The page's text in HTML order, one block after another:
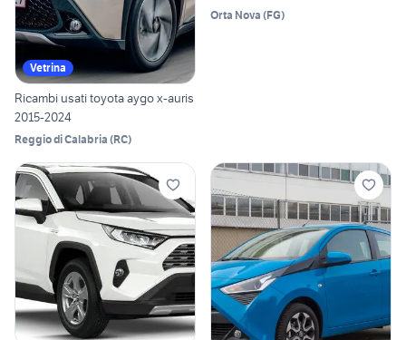
Vetrina
Ricambi usati toyota aygo x-auris
2015-2024
Reggio di Calabria (RC)
Orta Nova (FG)